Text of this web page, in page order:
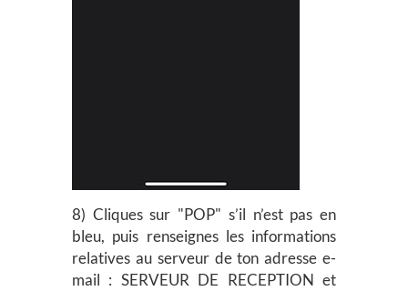
8) Cliques sur "POP" s’il n’est pas en
bleu, puis renseignes les informations
relatives au serveur de ton adresse e-
mail : SERVEUR DE RECEPTION et